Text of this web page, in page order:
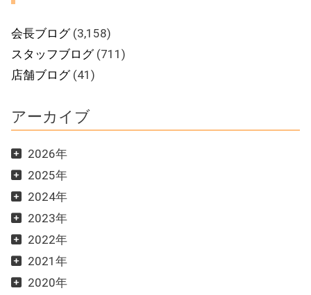
会長ブログ(3,158)
スタッフブログ(711)
店舗ブログ(41)
アーカイブ
2026年
2025年
2024年
2023年
2022年
2021年
2020年